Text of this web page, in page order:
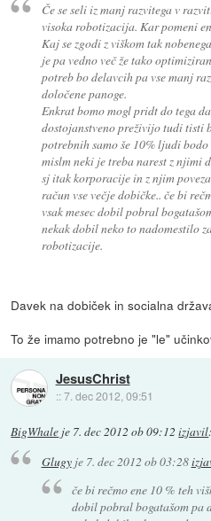
Če se seli iz manj razvitega v
visoka robotizacija. Kar pomeni
Kaj se zgodi z viškom tak
je pa vedno več že tako
potreb bo delavcih pa vse manj
določene panoge.
Enkrat bomo mogl pridt do tega
dostojanstveno preživijo tudi tisti
potrebnih samo še 10% ljudi
mislm neki je treba narest z njimi
sj itak korporacije in z njim
račun vse večje dobičke.. če bi
vsak mesec dobil pobral
nekak dobil neko to nadomestilo
robotizacije.
Davek na dobiček in socialna
To že imamo potrebno je "le"
JesusChrist
::7. dec 2012, 09:51
BigWhale je 7. dec 2012 ob 09:12 izjavil:
Glugyje 7. dec 2012 ob 03:28
če bi rečmo ene 10 % teh
dobil pobral bogatašom pa